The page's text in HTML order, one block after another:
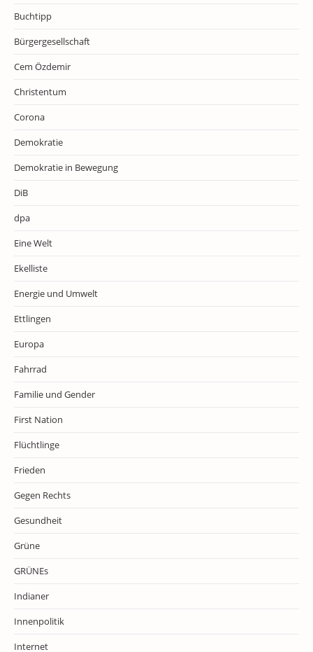
Buchtipp
Bürgergesellschaft
Cem Özdemir
Christentum
Corona
Demokratie
Demokratie in Bewegung
DiB
dpa
Eine Welt
Ekelliste
Energie und Umwelt
Ettlingen
Europa
Fahrrad
Familie und Gender
First Nation
Flüchtlinge
Frieden
Gegen Rechts
Gesundheit
Grüne
GRÜNEs
Indianer
Innenpolitik
Internet